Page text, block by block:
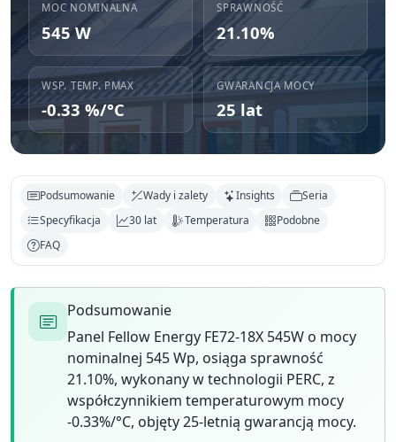
MOC NOMINALNA
545 W
SPRAWNOŚĆ
21.10%
WSP. TEMP. PMAX
-0.33 %/°C
GWARANCJA MOCY
25 lat
Podsumowanie Wady i zalety Insights
Seria
Specyfikacja
30 lat Temperatura
Podobne
FAQ
Podsumowanie
Panel Fellow Energy FE72-18X 545W o mocy
nominalnej 545 Wp, osiąga sprawność
21.10%, wykonany w technologii PERC, z
współczynnikiem temperaturowym mocy
-0.33%/°C, objęty 25-letnią gwarancją mocy.